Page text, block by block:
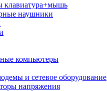
клавиатура+мышь
наушники
компьютеры
и сетевое оборудование
напряжения